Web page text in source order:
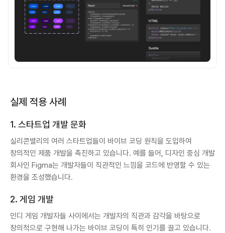
실제 적용 사례
1. 스타트업 개발 문화
실리콘밸리의 여러 스타트업들이 바이브 코딩 원칙을 도입하여
창의적인 제품 개발을 촉진하고 있습니다. 예를 들어, 디자인 중심 개발
회사인 Figma는 개발자들이 직관적인 느낌을 코드에 반영할 수 있는
환경을 조성했습니다.
2. 게임 개발
인디 게임 개발자들 사이에서는 개발자의 직관과 감각을 바탕으로
창의적으로 구현해 나가는 바이브 코딩이 특히 인기를 끌고 있습니다.